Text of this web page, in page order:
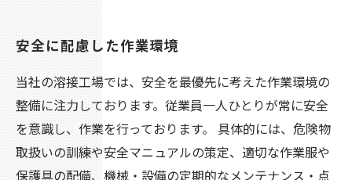
安全に配慮した作業環境
当社の溶接工場では、安全を最優先に考えた作業環境の
整備に注力しております。従業員一人ひとりが常に安全
を意識し、作業を行っております。 具体的には、危険物
取扱いの訓練や安全マニュアルの策定、適切な作業服や
保護具の配備、機械・設備の定期的なメンテナンス・点